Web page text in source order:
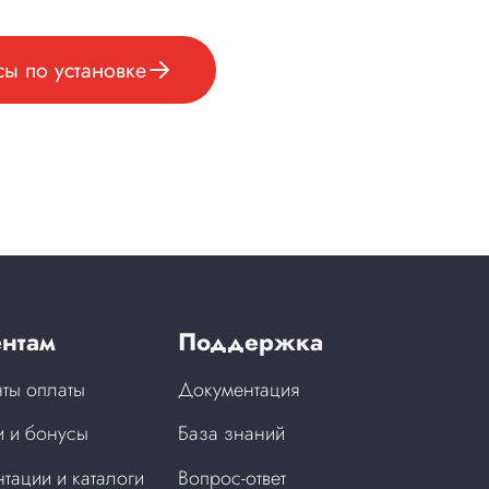
по установке
оплаты
и бонусы
и каталоги
Поддержка
Документация
База знаний
Вопрос-ответ